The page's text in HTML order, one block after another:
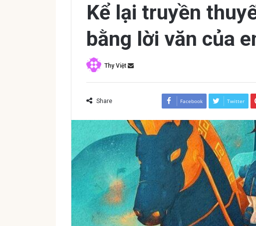
Kể lại truyền
bằng lời văn của
Thy Việt
Share Facebook Twitter